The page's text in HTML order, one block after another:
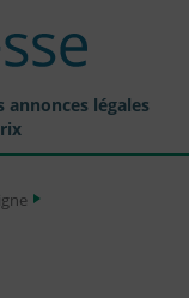
annonces légales